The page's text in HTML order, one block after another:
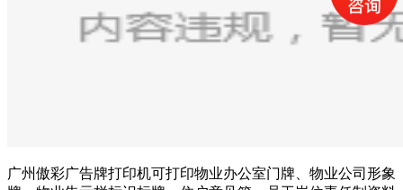
广州傲彩广告牌打印机可打印物业办公室门牌、物业公司形象